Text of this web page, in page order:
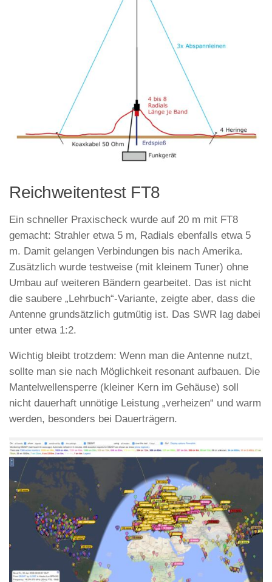
Reichweitentest FT8
Ein schneller Praxischeck wurde auf 20 m mit FT8
gemacht: Strahler etwa 5 m, Radials ebenfalls etwa 5
m. Damit gelangen Verbindungen bis nach Amerika.
Zusätzlich wurde testweise (mit kleinem Tuner) ohne
Umbau auf weiteren Bändern gearbeitet. Das ist nicht
die saubere „Lehrbuch“-Variante, zeigte aber, dass die
Antenne grundsätzlich gutmütig ist. Das SWR lag dabei
unter etwa 1:2.
Wichtig bleibt trotzdem: Wenn man die Antenne nutzt,
sollte man sie nach Möglichkeit resonant aufbauen. Die
Mantelwellensperre (kleiner Kern im Gehäuse) soll
nicht dauerhaft unnötige Leistung „verheizen“ und warm
werden, besonders bei Dauerträgern.